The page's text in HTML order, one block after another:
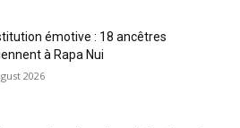
émotive : 18 ancêtres
à Rapa Nui
2026